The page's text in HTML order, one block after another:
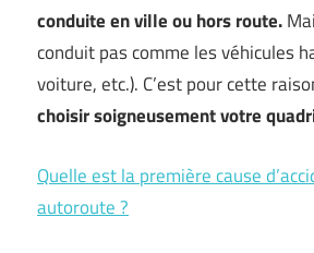
conduite en ville ou hors route.
conduit pas comme les véhicules
voiture, etc.). C’est pour cette
choisir soigneusement votre
Quelle est la première cause
autoroute ?